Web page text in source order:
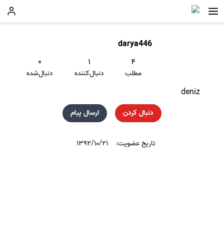
darya446
۴
مطلب
۱
دنبال‌کننده
۰
دنبال‌شده
deniz
دنبال کردن ارسال پیام
تاریخ عضویت: ۱۳۹۲/۱۰/۲۱